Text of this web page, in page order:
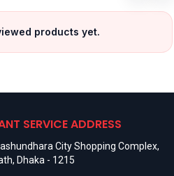
products yet.
SERVICE ADDRESS
City Shopping Complex,
Dhaka - 1215